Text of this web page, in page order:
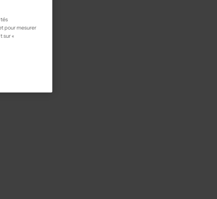
pour mesurer
sur «